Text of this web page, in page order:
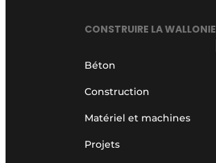
CONSTRUIRE LA WALLONIE
Béton
Construction
Matériel et machines
Projets